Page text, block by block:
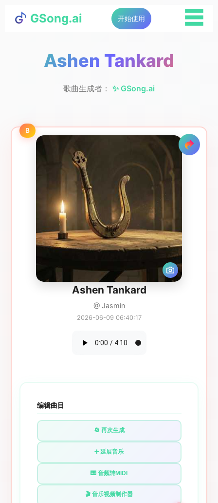
GSong.ai 开始使用
☰
Ashen Tankard
歌曲生成者： ✨ GSong.ai
B
Ashen Tankard
@ Jasmin
2026-06-09 06:40:17
编辑曲目
🔄 再次生成
➕ 延展音乐
🎹 音频转MIDI
🎬 音乐视频制作器